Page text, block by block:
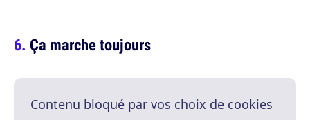
Ça marche toujours
Contenu bloqué par vos choix de cookies